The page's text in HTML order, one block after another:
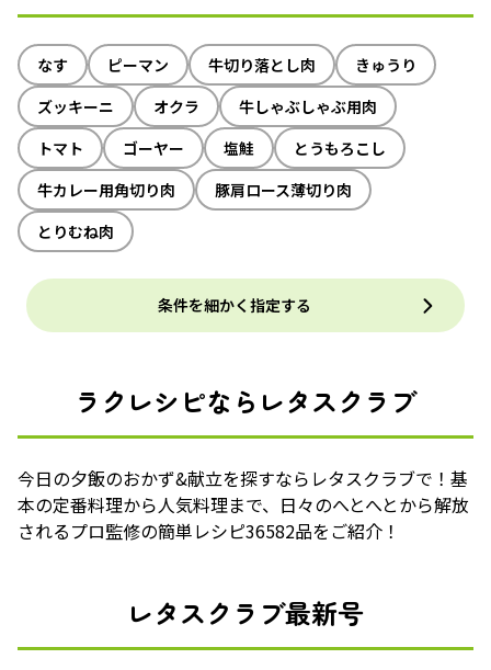
なす ピーマン 牛切り落とし肉
きゅうり
ズッキーニ
オクラ
牛しゃぶしゃぶ用肉
トマト
ゴーヤー 塩鮭
とうもろこし
牛カレー用角切り肉
豚肩ロース薄切り肉
とりむね肉
条件を細かく指定する
ラクレシピならレタスクラブ
今日の夕飯のおかず&献立を探すならレタスクラブで！基
本の定番料理から人気料理まで、日々のへとへとから解放
されるプロ監修の簡単レシピ36582品をご紹介！
レタスクラブ最新号